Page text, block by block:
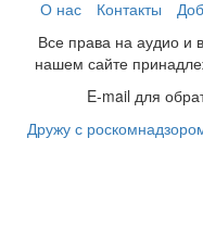
О нас
Контакты
Все права на аудио и
нашем сайте
E-mail для
Дружу с